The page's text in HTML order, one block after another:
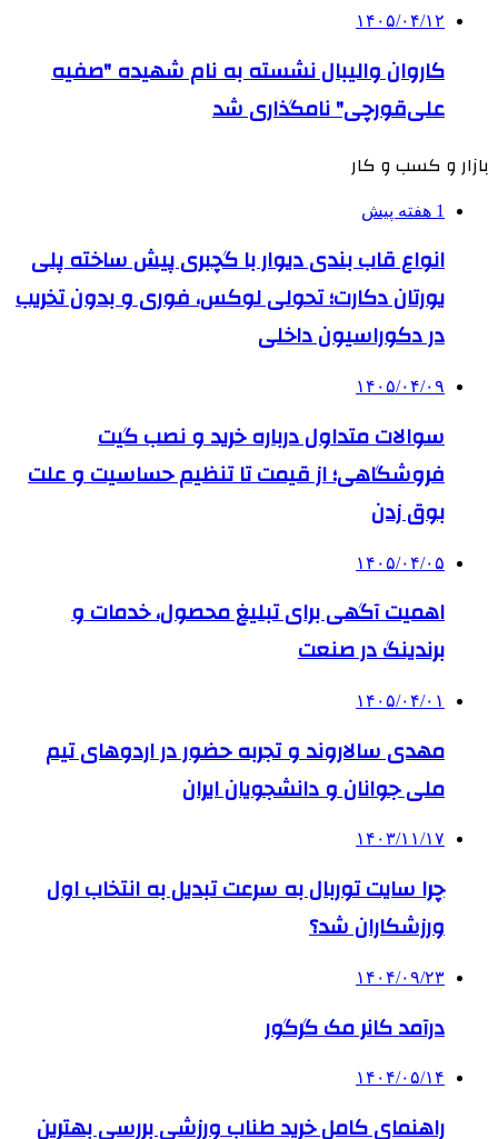
۱۴۰۵/۰۴/۱۲
کاروان والیبال نشسته به نام شهیده "صفیه
علی‌قورچی" نامگذاری شد
بازار و کسب و کار
1 هفته پیش
انواع قاب بندی دیوار با گچبری پیش ساخته پلی
یورتان دکارت؛ تحولی لوکس، فوری و بدون تخریب
در دکوراسیون داخلی
۱۴۰۵/۰۴/۰۹
سوالات متداول درباره خرید و نصب گیت
فروشگاهی؛ از قیمت تا تنظیم حساسیت و علت
بوق زدن
۱۴۰۵/۰۴/۰۵
اهمیت آگهی برای تبلیغ محصول، خدمات و
برندینگ در صنعت
۱۴۰۵/۰۴/۰۱
مهدی سالاروند و تجربه حضور در اردوهای تیم
ملی جوانان و دانشجویان ایران
۱۴۰۳/۱۱/۱۷
چرا سایت توربال به ‌سرعت تبدیل به انتخاب اول
ورزشکاران شد؟
۱۴۰۴/۰۹/۲۳
درآمد کانر مک گرگور
۱۴۰۴/۰۵/۱۴
راهنمای کامل خرید طناب ورزشی بررسی بهترین